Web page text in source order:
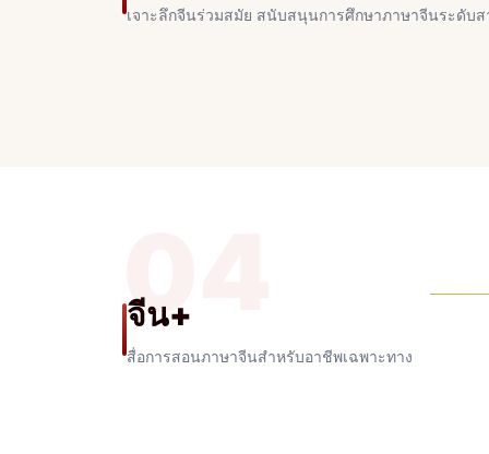
เจาะลึกจีนร่วมสมัย สนับสนุนการศึกษาภาษาจีนระดับส
04
จีน+
สื่อการสอนภาษาจีนสำหรับอาชีพเฉพาะทาง